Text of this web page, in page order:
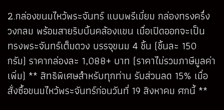
2.กล่องขนมไหว้พระจันทร์ แบบพรีเมี่ยม กล่องทรงครึ่ง
วงกลม พร้อมสายริบบิ้นคล้องแขน เมื่อเปิดออกจะเป็น
ทรงพระจันทร์เต็มดวง บรรจุขนม 4 ชิ้น (ชิ้นละ 150
กรัม) ราคากล่องละ 1,088+ บาท (ราคาไม่รวมภาษีมูลค่า
เพิ่ม) ** สิทธิพิเศษสำหรับทุกท่าน รับส่วนลด 15% เมื่อ
สั่งซื้อขนมไหว้พระจันทร์ก่อนวันที่ 19 สิงหาคม ศกนี้ **